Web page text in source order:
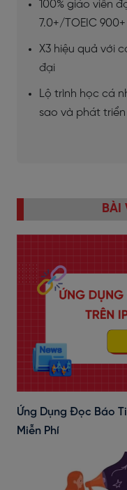
100% giáo viên
7.0+/TOEIC 900+
X3 hiệu quả với
đại
Lộ trình học cá
sao và phát
BÀI
Ứng Dụng Đọc Báo
Miễn Phí